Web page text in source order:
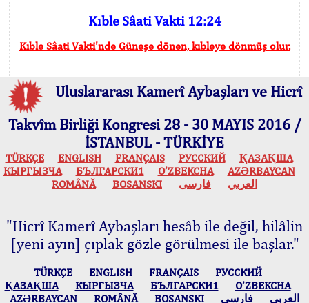
Kıble Sâati Vakti 12:24
Kıble Sâati Vakti'nde Güneşe dönen, kıbleye dönmüş olur.
Uluslararası Kamerî Aybaşları ve Hicrî
Takvîm Birliği Kongresi 28 - 30 MAYIS 2016 /
İSTANBUL - TÜRKİYE
TÜRKÇE ENGLISH FRANÇAIS РУССКИЙ
ҚАЗАҚША
КЫPГЫЗЧA
БЪЛГАРСКИ1 O’ZBEKCHA
AZӘRBAYCAN
ROMÂNĂ
BOSANSKI العربي فارسی
"Hicrî Kamerî Aybaşları hesâb ile değil, hilâlin
[yeni ayın] çıplak gözle görülmesi ile başlar."
TÜRKÇE ENGLISH FRANÇAIS
РУССКИЙ
ҚАЗАҚША
КЫPГЫЗЧA БЪЛГАРСКИ1
O’ZBEKCHA
AZӘRBAYCAN
ROMÂNĂ BOSANSKI العربي فارسی